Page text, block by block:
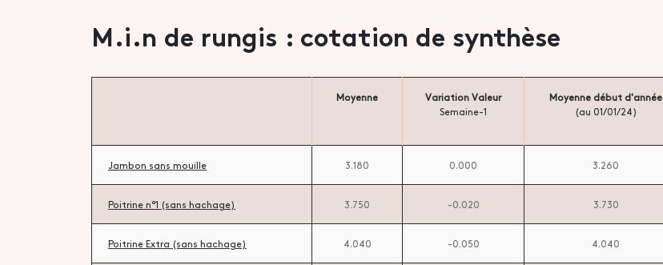
M.i.n de rungis : cotation de synthèse
Moyenne
Variation Valeur
Semaine-1
Moyenne début d'année
(au 01/01/24)
Jambon sans mouille 3.180 0.000 3.260
Poitrine n°1 (sans hachage) 3.750 -0.020 3.730
Poitrine Extra (sans hachage) 4.040 -0.050 4.040